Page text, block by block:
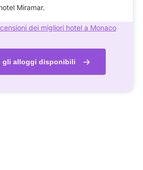
dei migliori hotel a Monaco
gli alloggi disponibili